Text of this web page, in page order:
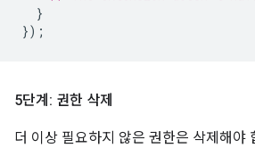
}
});
5단계: 권한 삭제
더 이상 필요하지 않은 권한은 삭제해야